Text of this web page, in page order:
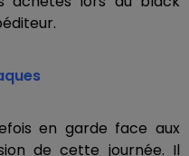
en garde face aux
de cette journée. Il